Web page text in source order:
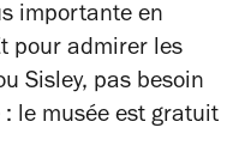
importante en
pour admirer les
Sisley, pas besoin
le musée est gratuit